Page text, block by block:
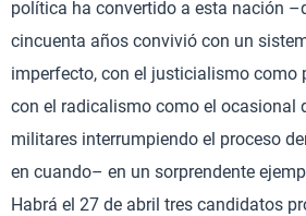
política ha convertido a esta nación
cincuenta años convivió con un
imperfecto, con el justicialismo como
con el radicalismo como el ocasional
militares interrumpiendo el proceso
en cuando– en un sorprendente
Habrá el 27 de abril tres candidatos